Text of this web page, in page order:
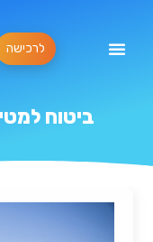
לרכישה
ביטוח